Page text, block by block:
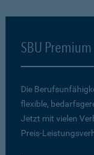
SBU Premium
Die
flexible,
Jetzt mit vielen
Preis-